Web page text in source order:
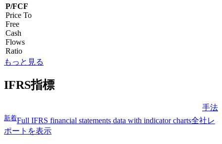
P/FCF
Price To
Free
Cash
Flows
Ratio
もっと見る
IFRS指標
手法
新着Full IFRS financial statements data with indicator charts全社レ
ポートを表示